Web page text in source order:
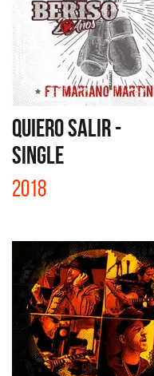
QUIERO SALIR -
SINGLE
2018